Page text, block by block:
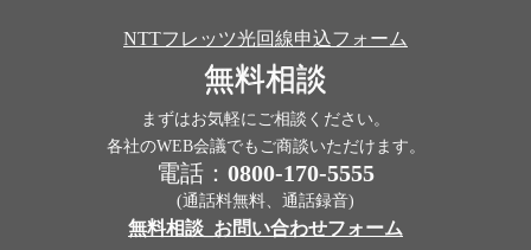
NTTフレッツ光回線申込フォーム
無料相談
まずはお気軽にご相談ください。
各社のWEB会議でもご商談いただけます。
電話： 0800-170-5555
(通話料無料、通話録音)
無料相談_お問い合わせフォーム